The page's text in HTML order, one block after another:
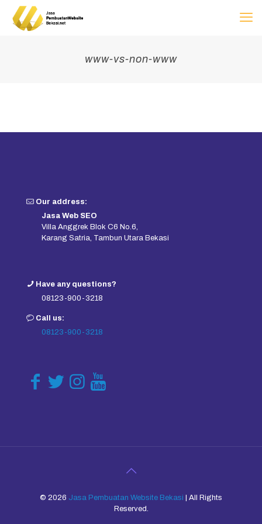
www-vs-non-www
Our address:
Jasa Web SEO
Villa Anggrek Blok C6 No.6,
Karang Satria, Tambun Utara Bekasi
Have any questions?
08123-900-3218
Call us:
08123-900-3218
© 2026 Jasa Pembuatan Website Bekasi | All Rights
Reserved.